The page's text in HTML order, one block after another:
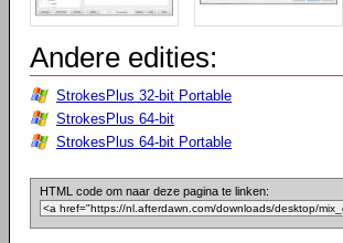
Andere edities:
StrokesPlus 32-bit Portable
StrokesPlus 64-bit
StrokesPlus 64-bit Portable
HTML code om naar deze pagina te linken: